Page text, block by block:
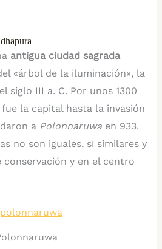
antigua ciudad sagrada
«árbol de la iluminación», la
siglo III a. C. Por unos 1300
la capital hasta la invasión
a Polonnaruwaen 933.
no son iguales, sí similares y
conservación y en el centro